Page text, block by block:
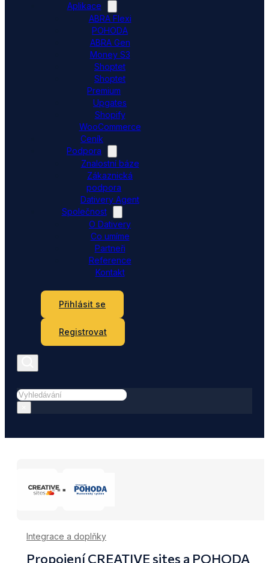
Aplikace
ABRA Flexi
POHODA
ABRA Gen
Money S3
Shoptet
Shoptet
Premium
Upgates
Shopify
WooCommerce
Ceník
Podpora
Znalostní báze
Zákaznická
podpora
Dativery Agent
Společnost
O Dativery
Co umíme
Partneři
Reference
Kontakt
Přihlásit se
Registrovat
Hledat
Integrace a doplňky
Propojení CREATIVE sites a POHODA